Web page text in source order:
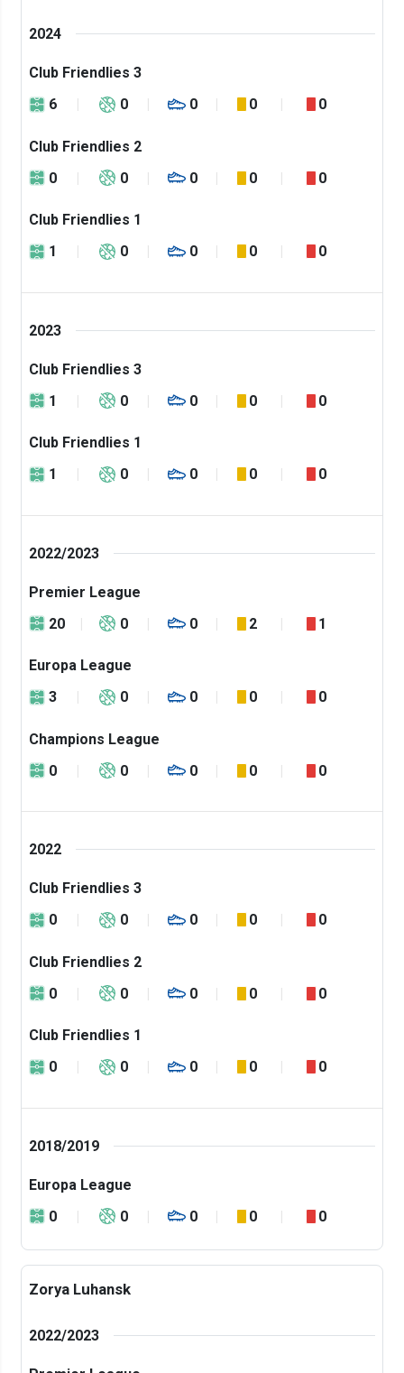
2024
Club Friendlies 3
6
0 0 0 0
Club Friendlies 2
0
0 0 0 0
Club Friendlies 1
1
0 0 0 0
2023
Club Friendlies 3
1
0 0 0 0
Club Friendlies 1
1
0 0 0 0
2022/2023
Premier League
20
0 0 2 1
Europa League
3
0 0 0 0
Champions League
0
0 0 0 0
2022
Club Friendlies 3
0
0 0 0 0
Club Friendlies 2
0
0 0 0 0
Club Friendlies 1
0
0 0 0 0
2018/2019
Europa League
0
0 0 0 0
Zorya Luhansk
2022/2023